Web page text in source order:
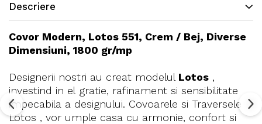
Descriere
Covor Modern, Lotos 551, Crem / Bej, Diverse
Dimensiuni, 1800 gr/mp
Designerii nostri au creat modelul Lotos ,
investind in el gratie, rafinament si sensibilitate
impecabila a designului. Covoarele si Traversele
Lotos , vor umple casa cu armonie, confort si